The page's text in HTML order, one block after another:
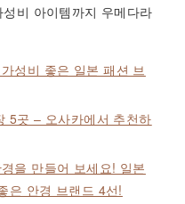
비 아이템까지 우메다라
성비 좋은 일본 패션 브
5곳 – 오사카에서 추천하
을 만들어 보세요! 일본
은 안경 브랜드 4선!